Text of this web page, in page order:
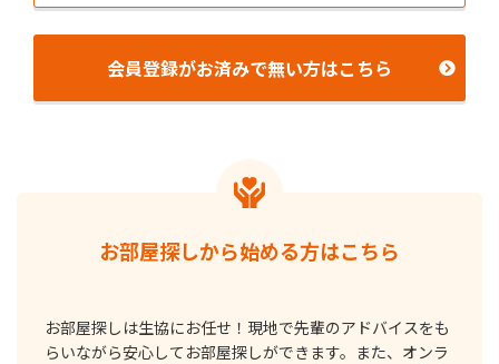
会員登録がお済みで無い⽅はこちら
お部屋探しから始める方はこちら
お部屋探しは生協にお任せ！現地で先輩のアドバイスをも
らいながら安心してお部屋探しができます。また、オンラ